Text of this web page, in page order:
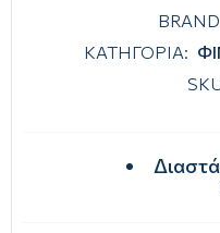
ΚΑΤΗΓΟΡΙΑ: